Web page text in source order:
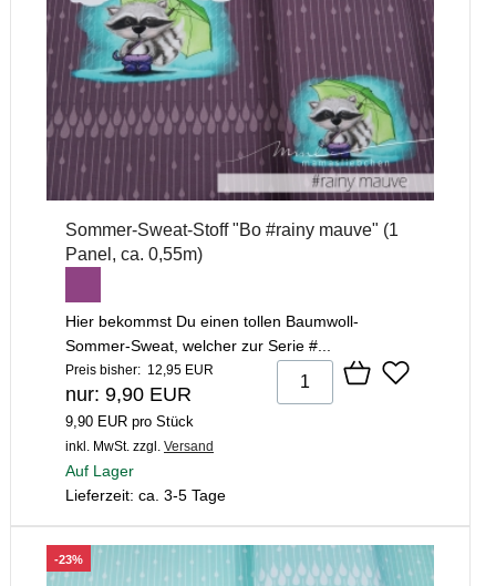
Sommer-Sweat-Stoff "Bo #rainy mauve" (1
Panel, ca. 0,55m)
Hier bekommst Du einen tollen Baumwoll-
Sommer-Sweat, welcher zur Serie #...
Preis bisher: 12,95 EUR
nur: 9,90 EUR
9,90 EUR pro Stück
inkl. MwSt. zzgl. Versand
Auf Lager
Lieferzeit: ca. 3-5 Tage
-23%